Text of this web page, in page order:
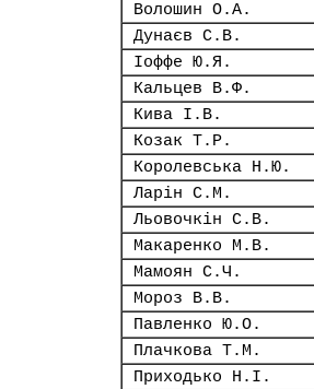
Волошин О.А.
Дунаєв С.В.
Іоффе Ю.Я.
Кальцев В.Ф.
Кива І.В.
Козак Т.Р.
Королевська Н.Ю.
Ларін С.М.
Льовочкін С.В.
Макаренко М.В.
Мамоян С.Ч.
Мороз В.В.
Павленко Ю.О.
Плачкова Т.М.
Приходько Н.І.